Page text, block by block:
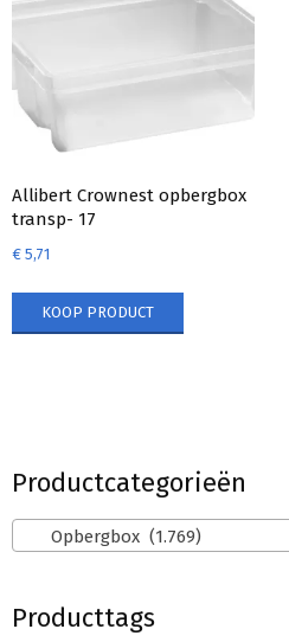
Allibert Crownest opbergbox
transp- 17
€ 5,71
KOOP PRODUCT
Productcategorieën
Opbergbox (1.769)
Producttags